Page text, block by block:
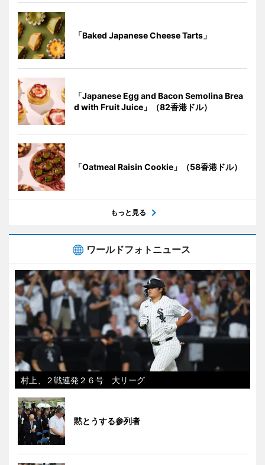
「Baked Japanese Cheese Tarts」
「Japanese Egg and Bacon Semolina Brea
d with Fruit Juice」（82香港ドル）
「Oatmeal Raisin Cookie」（58香港ドル）
もっと見る
ワールドフォトニュース
村上、２戦連発２６号 大リーグ
黙とうする参列者